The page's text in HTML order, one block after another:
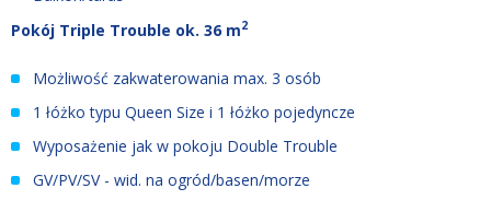
Pokój Triple Trouble ok. 36 m2
Możliwość zakwaterowania max. 3 osób
1 łóżko typu Queen Size i 1 łóżko pojedyncze
Wyposażenie jak w pokoju Double Trouble
GV/PV/SV - wid. na ogród/basen/morze